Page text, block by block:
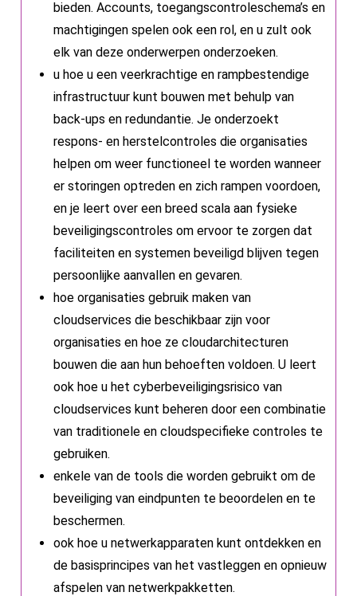
bieden. Accounts, toegangscontroleschema’s en
machtigingen spelen ook een rol, en u zult ook
elk van deze onderwerpen onderzoeken.
u hoe u een veerkrachtige en rampbestendige
infrastructuur kunt bouwen met behulp van
back-ups en redundantie. Je onderzoekt
respons- en herstelcontroles die organisaties
helpen om weer functioneel te worden wanneer
er storingen optreden en zich rampen voordoen,
en je leert over een breed scala aan fysieke
beveiligingscontroles om ervoor te zorgen dat
faciliteiten en systemen beveiligd blijven tegen
persoonlijke aanvallen en gevaren.
hoe organisaties gebruik maken van
cloudservices die beschikbaar zijn voor
organisaties en hoe ze cloudarchitecturen
bouwen die aan hun behoeften voldoen. U leert
ook hoe u het cyberbeveiligingsrisico van
cloudservices kunt beheren door een combinatie
van traditionele en cloudspecifieke controles te
gebruiken.
enkele van de tools die worden gebruikt om de
beveiliging van eindpunten te beoordelen en te
beschermen.
ook hoe u netwerkapparaten kunt ontdekken en
de basisprincipes van het vastleggen en opnieuw
afspelen van netwerkpakketten.